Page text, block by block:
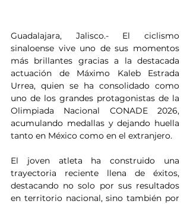
Guadalajara, Jalisco.- El ciclismo
sinaloense vive uno de sus momentos
más brillantes gracias a la destacada
actuación de Máximo Kaleb Estrada
Urrea, quien se ha consolidado como
uno de los grandes protagonistas de la
Olimpiada Nacional CONADE 2026,
acumulando medallas y dejando huella
tanto en México como en el extranjero.
El joven atleta ha construido una
trayectoria reciente llena de éxitos,
destacando no solo por sus resultados
en territorio nacional, sino también por